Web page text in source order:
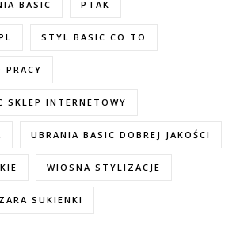
BASIC PTAK
STYL BASIC CO TO
PRACY
SKLEP INTERNETOWY
UBRANIA BASIC DOBREJ JAKOŚCI
WIOSNA STYLIZACJE
ZARA SUKIENKI